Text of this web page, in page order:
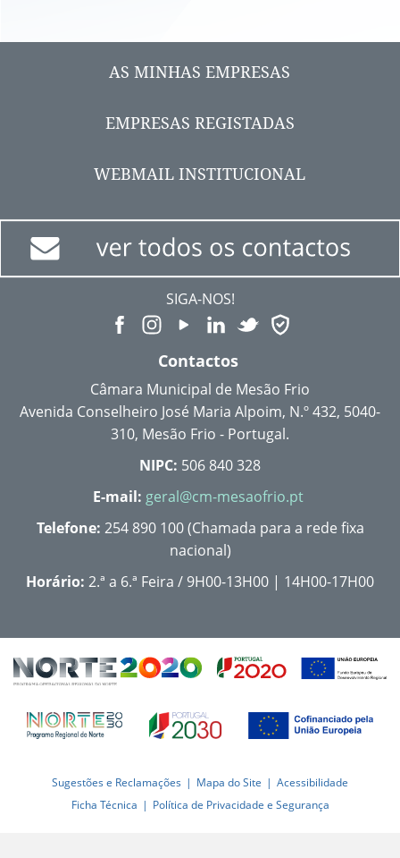
AS MINHAS EMPRESAS
EMPRESAS REGISTADAS
WEBMAIL INSTITUCIONAL
SIGA-NOS!
Contactos
Câmara Municipal de Mesão Frio
Avenida Conselheiro José Maria Alpoim, N.º 432, 5040-
310, Mesão Frio - Portugal.
NIPC: 506 840 328
E-mail: geral@cm-mesaofrio.pt
Telefone: 254 890 100 (Chamada para a rede fixa
nacional)
Horário: 2.ª a 6.ª Feira / 9H00-13H00 | 14H00-17H00
Sugestões e Reclamações Mapa do Site
Acessibilidade
Ficha Técnica
Política de Privacidade e Segurança